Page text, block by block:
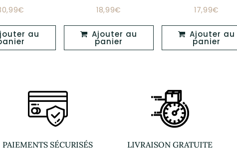
Prix
18,99€
panier
Prix
17,99€
panier
PAIEMENTS SÉCURISÉS LIVRAISON GRATUITE